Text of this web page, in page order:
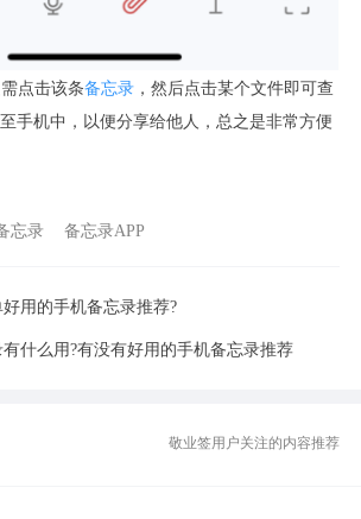
点击该条备忘录，然后点击某个文件即可查
手机中，以便分享给他人，总之是非常方便
忘录 备忘录APP
用的手机备忘录推荐?
什么用?有没有好用的手机备忘录推荐
敬业签用户关注的内容推荐